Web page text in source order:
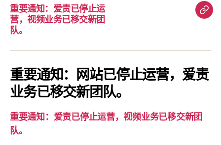
重要通知：爱责已停止运
营，视频业务已移交新团
队。
重
知：
爱
责
重要通知：网站已停止运营，爱责
业务已移交新团队。
重要通知：爱责已停止运营，视频业务已移交新团
队。